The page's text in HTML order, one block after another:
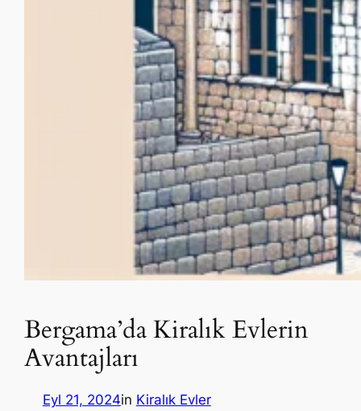
Bergama’da Kiralık Evlerin
Avantajları
Eyl 21, 2024in Kiralık Evler